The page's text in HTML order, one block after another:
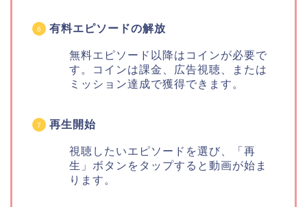
有料エピソードの解放
無料エピソード以降はコインが必要で
す。コインは課金、広告視聴、または
ミッション達成で獲得できます。
再生開始
視聴したいエピソードを選び、「再
生」ボタンをタップすると動画が始ま
ります。